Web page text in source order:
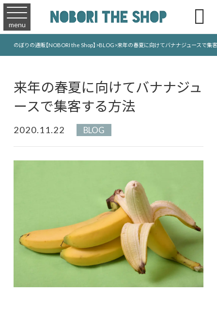
menu 
のぼりの通販【NOBORI the Shop】>BLOG>来年の春夏に向けてバナナジュースで集
来年の春夏に向けてバナナジュ
ースで集客する方法
2020.11.22 BLOG